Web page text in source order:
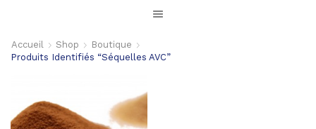
Accueil Shop
Boutique
Produits Identifiés “séquelles AVC”